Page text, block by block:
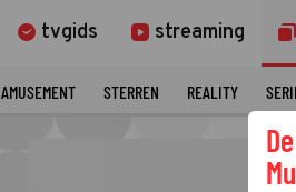
tvgids streaming
AMUSEMENT STERREN REALITY